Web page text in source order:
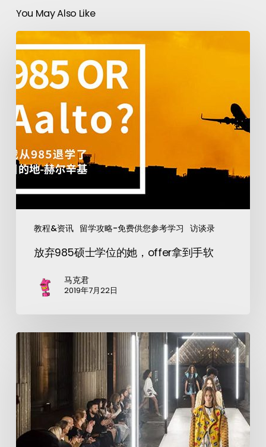
You May Also Like
教程&资讯 留学攻略-免费供您参考学习 访谈录
放弃985硕士学位的她，offer拿到手软
马克君
2019年7月22日